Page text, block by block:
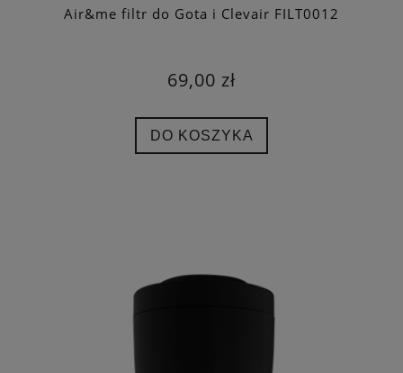
Air&me filtr do Gota i Clevair FILT0012
69,00 zł
DO KOSZYKA